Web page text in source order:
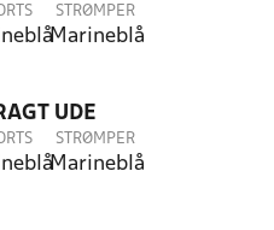
STRØMPER
Marineblå
UDE
STRØMPER
Marineblå